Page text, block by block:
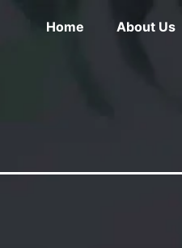
Home About Us